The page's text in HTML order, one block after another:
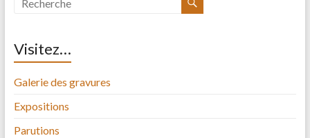
Visitez…
Galerie des gravures
Expositions
Parutions